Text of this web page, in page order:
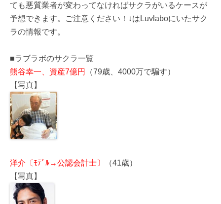
ても悪質業者が変わってなければサクラがいるケースが
予想できます。ご注意ください！↓はLuvlaboにいたサク
ラの情報です。
■ラブラボのサクラ一覧
熊谷幸一、資産7億円
（79歳、4000万で騙す）
【写真】
洋介〔ﾓﾃﾞﾙ→公認会計士〕
（41歳）
【写真】